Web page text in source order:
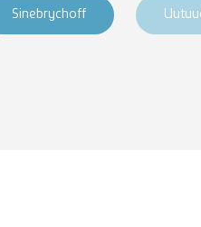
Sinebrychoff